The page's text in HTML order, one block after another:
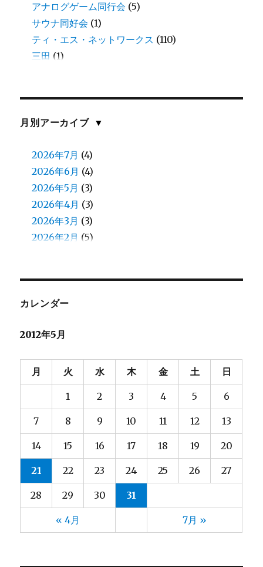
アナログゲーム同行会 (5)
サウナ同好会 (1)
ティ・エス・ネットワークス (110)
三田 (1)
佐川(1)
佐藤（正） (6)
入江(2)
八鍬(1)
加藤(1)
北原(8)
北見(13)
堀口(23)
塙(2)
大塚
(6)
大河内(8)
大都
宮脇(3)
小林
(9)
小野
(3)
山元(13)
山口
(13)
(13)
山形(10)
月別アーカイブ ▼
2026年7月 (4)
2026年6月 (4)
2026年5月 (3)
2026年4月 (3)
2026年3月 (3)
2026年2月 (5)
2025年10月
2025年8月
2025年6月
2025年5月(3)
2025年4月
2025年3月
2025年2月(4)
2025年1月
2024年12月
(4)
2024年11月(4)
2024年10月
(5)
2024年9月
2024年8月(6)
カレンダー
2012年5月
月 火 水 木 金 土 日
« 4月 7月 »
1 2 3 4 5 6
7 8 9 10 11 12 13
14 15 16 17 18 19 20
21 22 23 24 25 26 27
28 29 30 31